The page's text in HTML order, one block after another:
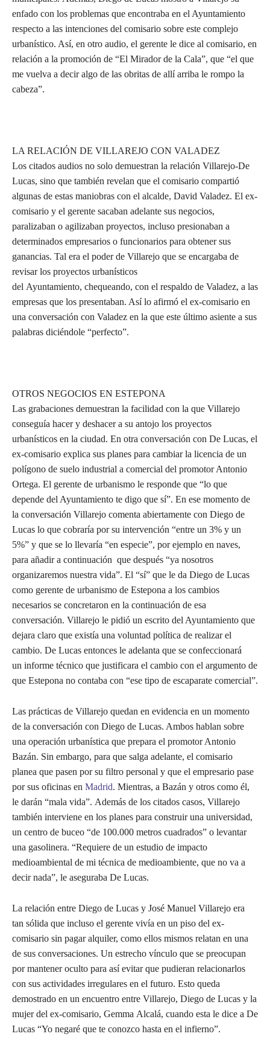
enfado con los problemas que encontraba en el Ayuntamiento
respecto a las intenciones del comisario sobre este complejo
urbanístico. Así, en otro audio, el gerente le dice al comisario, en
relación a la promoción de “El Mirador de la Cala”, que “el que
me vuelva a decir algo de las obritas de allí arriba le rompo la
cabeza”.
LA RELACIÓN DE VILLAREJO CON VALADEZ
Los citados audios no solo demuestran la relación Villarejo-De
Lucas, sino que también revelan que el comisario compartió
algunas de estas maniobras con el alcalde, David Valadez. El ex-
comisario y el gerente sacaban adelante sus negocios,
paralizaban o agilizaban proyectos, incluso presionaban a
determinados empresarios o funcionarios para obtener sus
ganancias. Tal era el poder de Villarejo que se encargaba de
revisar los proyectos urbanísticos
del Ayuntamiento, chequeando, con el respaldo de Valadez, a las
empresas que los presentaban. Así lo afirmó el ex-comisario en
una conversación con Valadez en la que este último asiente a sus
palabras diciéndole “perfecto”.
OTROS NEGOCIOS EN ESTEPONA
Las grabaciones demuestran la facilidad con la que Villarejo
conseguía hacer y deshacer a su antojo los proyectos
urbanísticos en la ciudad. En otra conversación con De Lucas, el
ex-comisario explica sus planes para cambiar la licencia de un
polígono de suelo industrial a comercial del promotor Antonio
Ortega. El gerente de urbanismo le responde que “lo que
depende del Ayuntamiento te digo que sí”. En ese momento de
la conversación Villarejo comenta abiertamente con Diego de
Lucas lo que cobraría por su intervención “entre un 3% y un
5%” y que se lo llevaría “en especie”, por ejemplo en naves,
para añadir a continuación que después “ya nosotros
organizaremos nuestra vida”. El “sí” que le da Diego de Lucas
como gerente de urbanismo de Estepona a los cambios
necesarios se concretaron en la continuación de esa
conversación. Villarejo le pidió un escrito del Ayuntamiento que
dejara claro que existía una voluntad política de realizar el
cambio. De Lucas entonces le adelanta que se confeccionará
un informe técnico que justificara el cambio con el argumento de
que Estepona no contaba con “ese tipo de escaparate comercial”.
Las prácticas de Villarejo quedan en evidencia en un momento
de la conversación con Diego de Lucas. Ambos hablan sobre
una operación urbanística que prepara el promotor Antonio
Bazán. Sin embargo, para que salga adelante, el comisario
planea que pasen por su filtro personal y que el empresario pase
por sus oficinas en Madrid. Mientras, a Bazán y otros como él,
le darán “mala vida”. Además de los citados casos, Villarejo
también interviene en los planes para construir una universidad,
un centro de buceo “de 100.000 metros cuadrados” o levantar
una gasolinera. “Requiere de un estudio de impacto
medioambiental de mi técnica de medioambiente, que no va a
decir nada”, le aseguraba De Lucas.
La relación entre Diego de Lucas y José Manuel Villarejo era
tan sólida que incluso el gerente vivía en un piso del ex-
comisario sin pagar alquiler, como ellos mismos relatan en una
de sus conversaciones. Un estrecho vínculo que se preocupan
por mantener oculto para así evitar que pudieran relacionarlos
con sus actividades irregulares en el futuro. Esto queda
demostrado en un encuentro entre Villarejo, Diego de Lucas y la
mujer del ex-comisario, Gemma Alcalá, cuando esta le dice a De
Lucas “Yo negaré que te conozco hasta en el infierno”.